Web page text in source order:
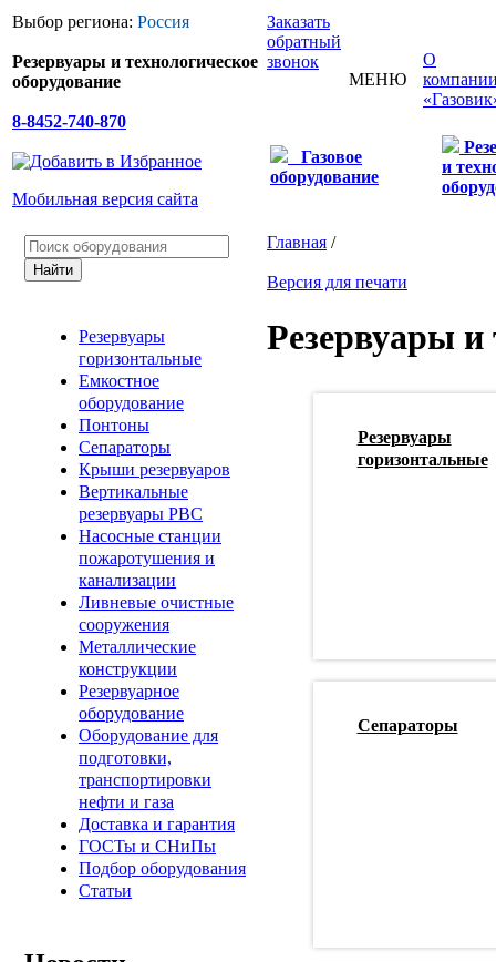
Выбор региона: Россия
Резервуары и технологическое
оборудование
8-8452-740-870
Мобильная версия сайта
Заказать
обратный
звонок
МЕНЮ
О
Газовое
оборудование
и
Резервуары
горизонтальные
Емкостное
оборудование
Понтоны
Сепараторы
Крыши резервуаров
Вертикальные
резервуары РВС
Насосные станции
пожаротушения и
канализации
Ливневые очистные
сооружения
Металлические
конструкции
Резервуарное
оборудование
Оборудование для
подготовки,
транспортировки
нефти и газа
Доставка и гарантия
ГОСТы и СНиПы
Подбор оборудования
Статьи
Главная /
Версия для печати
Резервуары и
Резервуары
горизонтальные
Сепараторы